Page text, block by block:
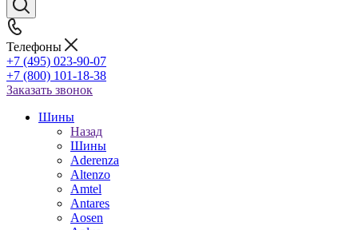
Телефоны
+7 (495) 023-90-07
+7 (800) 101-18-38
Заказать звонок
Шины
Назад
Шины
Aderenza
Altenzo
Amtel
Antares
Aosen